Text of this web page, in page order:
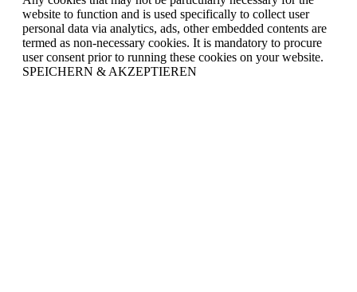
website to function and is used specifically to collect user
personal data via analytics, ads, other embedded contents are
termed as non-necessary cookies. It is mandatory to procure
user consent prior to running these cookies on your website.
SPEICHERN & AKZEPTIEREN